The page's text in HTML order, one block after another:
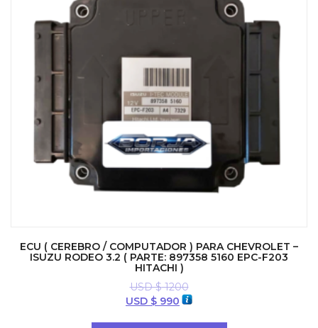
ECU ( CEREBRO / COMPUTADOR ) PARA CHEVROLET –
ISUZU RODEO 3.2 ( PARTE: 897358 5160 EPC-F203
HITACHI )
USD $1200
El
USD $ 990 El